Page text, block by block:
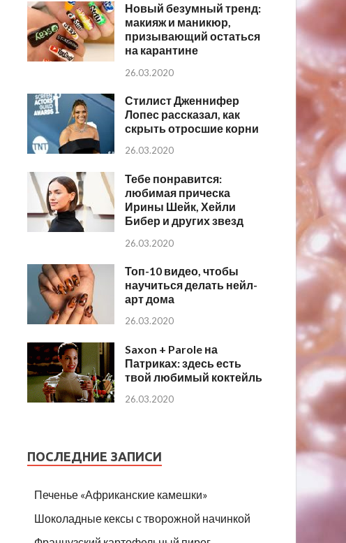
Новый безумный тренд:
макияж и маникюр,
призывающий остаться
на карантине
26.03.2020
Стилист Дженнифер
Лопес рассказал, как
скрыть отросшие корни
26.03.2020
Тебе понравится:
любимая прическа
Ирины Шейк, Хейли
Бибер и других звезд
26.03.2020
Топ-10 видео, чтобы
научиться делать нейл-
арт дома
26.03.2020
Saxon + Parole на
Патриках: здесь есть
твой любимый коктейль
26.03.2020
ПОСЛЕДНИЕ ЗАПИСИ
Печенье «Африканские камешки»
Шоколадные кексы с творожной начинкой